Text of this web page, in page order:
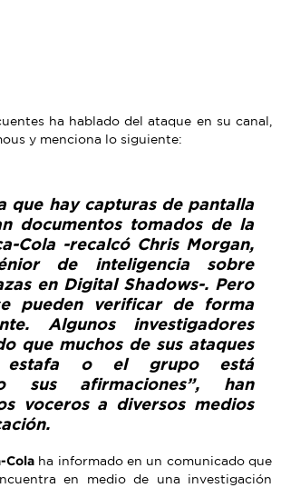
ha hablado del ataque en su canal,
y menciona lo siguiente:
que hay capturas de pantalla
documentos tomados de la
Cola -recalcó Chris Morgan,
de inteligencia sobre
en Digital Shadows-. Pero
pueden verificar de forma
Algunos investigadores
que muchos de sus ataques
estafa o el grupo está
sus afirmaciones”, han
voceros a diversos medios
Colaha informado en un comunicado que
en medio de una investigación